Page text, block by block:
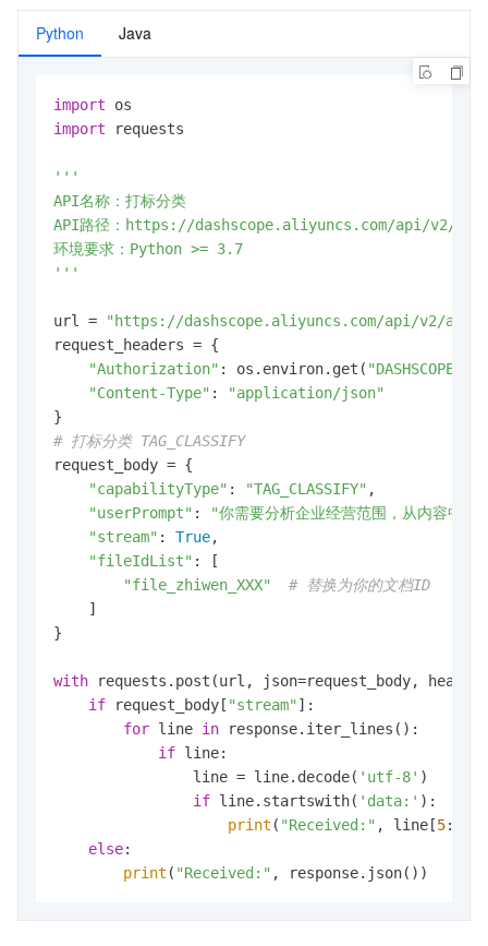
Python Java
import
import requests
'''
API名称：打标分类
API路径：https://dashscope.aliyuncs.com/api/v2/
环境要求：Python >= 3.7
'''
url =
"https://dashscope.aliyuncs.com/api/v2/
request_headers = {
"Authorization" : os.environ.get(
"Content-Type" :
"application/json"
# 打标分类 TAG_CLASSIFY
request_body = {
"capabilityType" : "TAG_CLASSIFY" ,
"userPrompt" :
"你需要分析企业经营范围，从内容中提
"stream" : True,
"fileIdList" : [
"file_zhiwen_XXX"
# 替换为你的文档ID
    ]
}
with requests.post(url, json=request_body,
if request_body[ "stream" ]:
for line in response.iter_lines():
if line:
                line = line.decode(
'utf-8' )
if line.startswith( 'data:' ):
print ( "Received:" , line[5
else:
print ( "Received:" , response.json())